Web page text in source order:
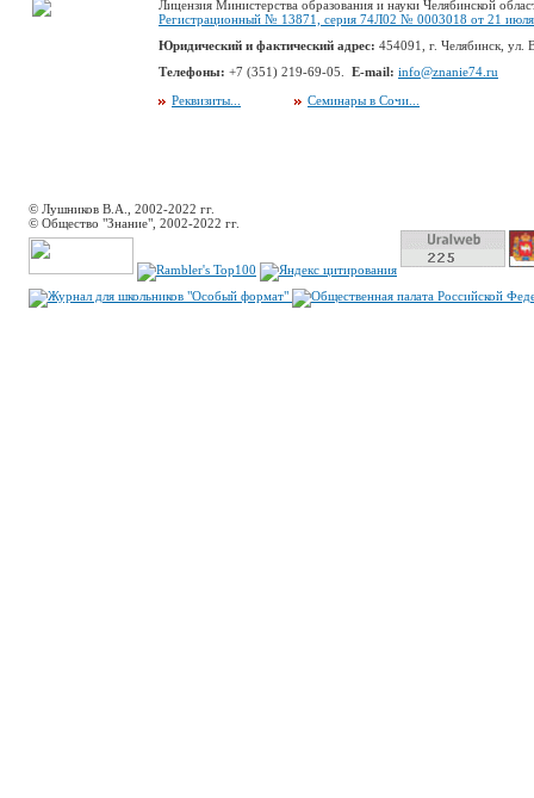
Лицензия Министерства образования и науки Челябинской
Регистрационный № 13871, серия 74Л02 № 0003018 от 21
Юридический и фактический адрес: 454091, г. Челябинск, ул.
Телефоны: +7 (351) 219-69-05. E-mail: info@znanie74.ru
Реквизиты...
Семинары в Сочи...
© Лушников В.А., 2002-2022 гг.
© Общество "Знание", 2002-2022 гг.